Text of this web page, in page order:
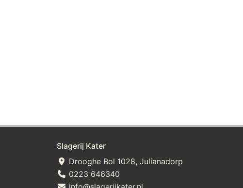
Slagerij Kater
Drooghe Bol 1028, Julianadorp
0223 646340